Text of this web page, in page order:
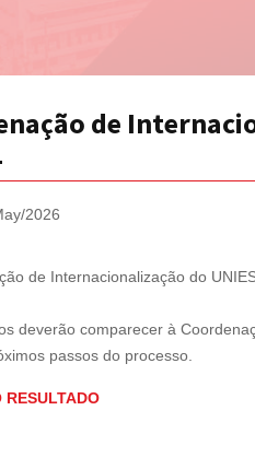
de
2026
de Internacionalização do
deverão comparecer à
passos do processo.
RESULTADO